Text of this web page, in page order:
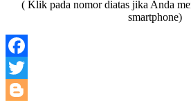
( Klik pada nomor diatas jika Anda
smartphone)
Facebook
Twitter